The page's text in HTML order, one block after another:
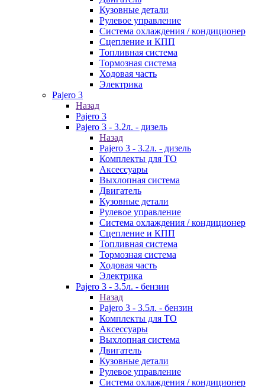
Кузовные детали
Рулевое управление
Система охлаждения / кондиционер
Сцепление и КПП
Топливная система
Тормозная система
Ходовая часть
Электрика
Pajero 3
Назад
Pajero 3
Pajero 3 - 3.2л. - дизель
Назад
Pajero 3 - 3.2л. - дизель
Комплекты для ТО
Аксессуары
Выхлопная система
Двигатель
Кузовные детали
Рулевое управление
Система охлаждения / кондиционер
Сцепление и КПП
Топливная система
Тормозная система
Ходовая часть
Электрика
Pajero 3 - 3.5л. - бензин
Назад
Pajero 3 - 3.5л. - бензин
Комплекты для ТО
Аксессуары
Выхлопная система
Двигатель
Кузовные детали
Рулевое управление
Система охлаждения / кондиционер